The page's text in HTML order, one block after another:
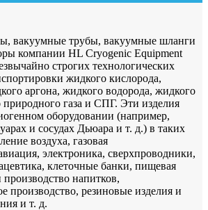
вакуумные трубы, вакуумные шланги
компании HL Cryogenic Equipment
строгих технологических
жидкого кислорода,
аргона, жидкого водорода, жидкого
газа и СПГ. Эти изделия
оборудовании (например,
и сосудах Дьюара и т. д.) в таких
воздуха, газовая
электроника, сверхпроводники,
клеточные банки, пищевая
напитков,
производство, резиновые изделия и
и т. д.